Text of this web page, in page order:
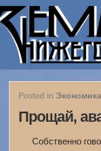
Posted in Экономика
Прощай,
Собственно